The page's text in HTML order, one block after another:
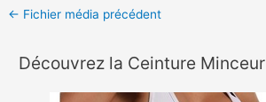
← Fichier média précédent
Découvrez la Ceinture Minceur